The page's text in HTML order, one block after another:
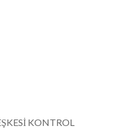
KONTROL